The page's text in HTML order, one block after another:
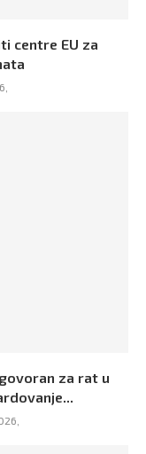
centre EU za
za rat u